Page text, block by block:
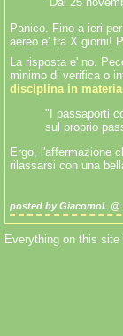
Panico. Fino a ieri
aereo e' fra X giorni!
La risposta e' no.
minimo di verifica o
disciplina in
"I passaporti
sul proprio
Ergo, l'affermazione
rilassarsi con una
posted by GiacomoL @
Everything on this